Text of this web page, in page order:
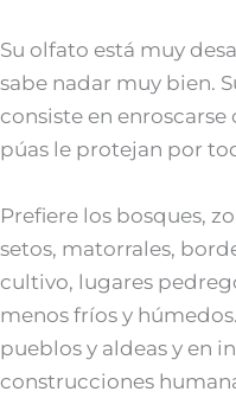
Su olfato está muy
sabe nadar muy bien.
consiste en
púas le protejan por
Prefiere los bosques,
setos, matorrales,
cultivo, lugares
menos fríos y
pueblos y aldeas y en
construcciones